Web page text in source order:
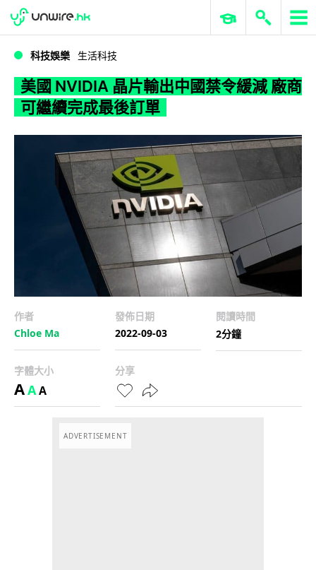
WWDC 2026 ERP 與商業 AI
科技娛樂 生活科技
美國 NVIDIA 晶片輸出中國禁令緩減 廠商
可繼續完成最後訂單
作者
Chloe Ma
發佈日期
2022-09-03
閱讀時間
2分鐘
字體大小
AAA
分享
ADVERTISEMENT